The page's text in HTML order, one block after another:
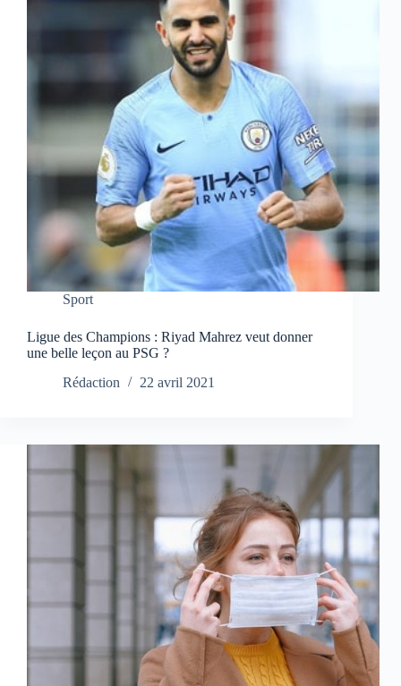
Sport
Ligue des Champions : Riyad Mahrez veut donner
une belle leçon au PSG ?
Rédaction
22 avril 2021